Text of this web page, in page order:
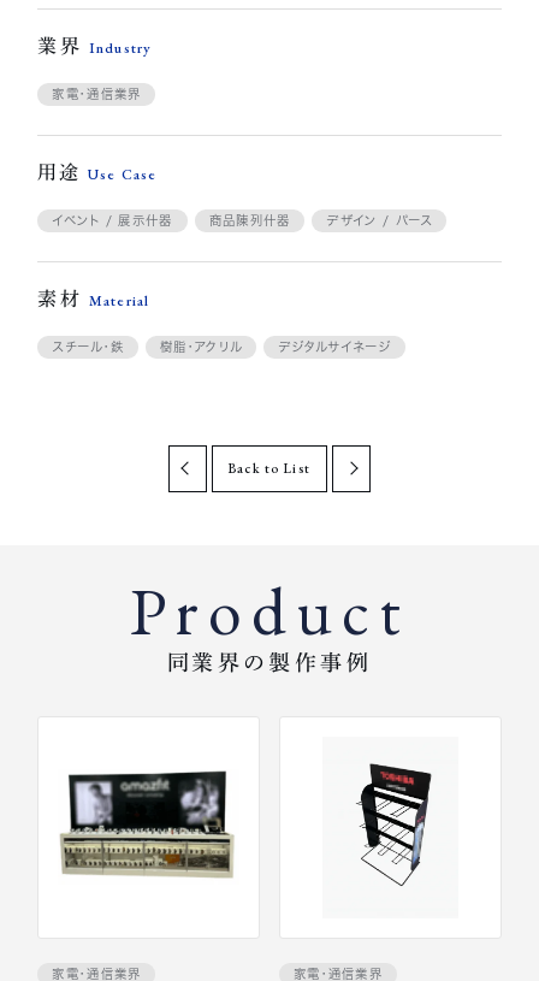
業界 Industry
家電・通信業界
用途 Use Case
イベント / 展示什器 商品陳列什器 デザイン / パース
素材 Material
スチール・鉄 樹脂・アクリル デジタルサイネージ
Back to List
Product
同業界の製作事例
家電・通信業界 家電・通信業界